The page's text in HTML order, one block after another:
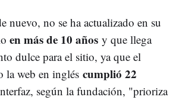
nuevo, no se ha actualizado en su
en más de 10 años y que llega
dulce para el sitio, ya que el
la web en inglés cumplió 22
según la fundación, "prioriza